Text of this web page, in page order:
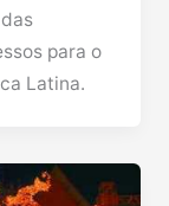
para o
Latina.